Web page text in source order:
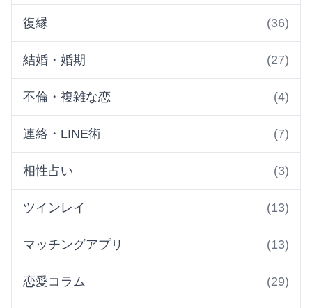
復縁 (36)
結婚・婚期 (27)
不倫・複雑な恋 (4)
連絡・LINE術 (7)
相性占い (3)
ツインレイ (13)
マッチングアプリ (13)
恋愛コラム (29)